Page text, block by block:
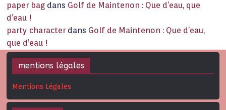
paper bag dans Golf de Maintenon : Que d’eau, que
d’eau !
party character dans Golf de Maintenon : Que d’eau,
que d’eau !
mentions légales
Mentions Légales